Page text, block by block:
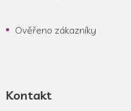
Ověřeno zákazníky
Kontakt